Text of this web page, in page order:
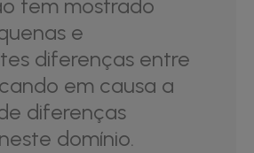
tem mostrado
e
diferenças entre
em causa a
diferenças
domínio.